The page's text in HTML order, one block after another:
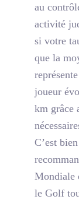
au
activité
si votre
que la
joueur
km grâce
C’est
Mondiale
le Golf